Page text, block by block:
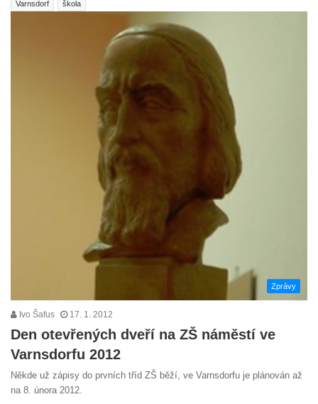
Varnsdorf škola
Zprávy
Ivo Šafus 17. 1. 2012
Den otevřených dveří na ZŠ náměstí ve
Varnsdorfu 2012
Někde už zápisy do prvních tříd ZŠ běží, ve Varnsdorfu je plánován až
na 8. února 2012.